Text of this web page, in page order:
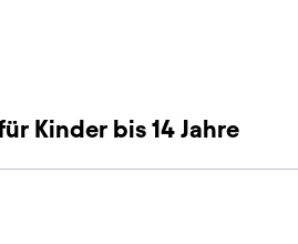
Kinder bis 14 Jahre